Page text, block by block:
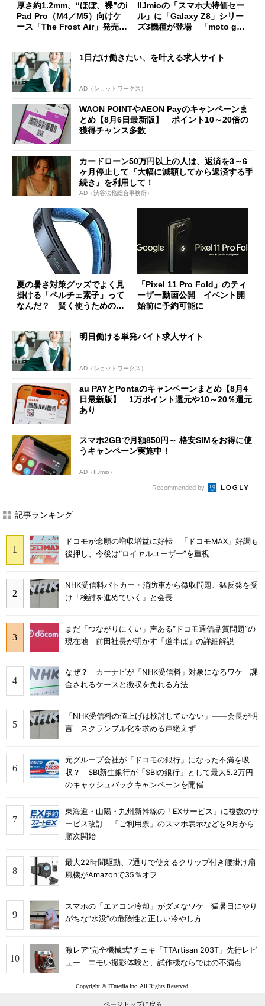
厚さ約1.2mm、“ほぼ、裸”のi
Pad Pro（M4／M5）向けケ
ース「The Frost Air」発売
IIJmioの「スマホ大特価セー
ル」に「Galaxy Z8」シリー
ズ3機種が登場 「moto g37
1日だけ働きたい、を叶える求人サイト
AD（ショットワークス）
WAON POINTやAEON Payのキャンペーンま
とめ【8月6日最新版】 ポイント10～20倍の
獲得チャンス多数
カードローン50万円以上の人は、返済を3～6
ヶ月停止して『大幅に減額してから返済する手
続き』を利用して！
AD（渋谷法務総合事務所）
夏の暑さ対策グッズでよく見
掛ける「ペルチェ素子」って
なんだ？ 賢く使うための注
「Pixel 11 Pro Fold」のティ
ーザー動画公開 イベント開
始前に予約可能に
明日働ける単発バイト求人サイト
AD（ショットワークス）
au PAYとPontaのキャンペーンまとめ【8月4
日最新版】 1万ポイント還元や10～20％還元
あり
スマホ2GBで月額850円～ 格安SIMをお得に使
うキャンペーン実施中！
AD（IIJmio）
Recommended by
記事ランキング
ドコモが念願の増収増益に好転 「ドコモMAX」好調も
後押し、今後は“ロイヤルユーザー”を重視
NHK受信料パトカー・消防車から徴収問題、猛反発を受
け「検討を進めていく」と会長
まだ「つながりにくい」声ある“ドコモ通信品質問題”の
現在地 前田社長が明かす「道半ば」の詳細解説
なぜ？ カーナビが「NHK受信料」対象になるワケ 課
金されるケースと徴収を免れる方法
「NHK受信料の値上げは検討していない」――会長が明
言 スクランブル化を求める声絶えず
元グループ会社が「ドコモの銀行」になった不満を吸
収？ SBI新生銀行が「SBIの銀行」として最大5.2万円
のキャッシュバックキャンペーンを開催
東海道・山陽・九州新幹線の「EXサービス」に複数のサ
ービス改訂 「ご利用票」のスマホ表示などを9月から
順次開始
最大22時間駆動、7通りで使えるクリップ付き腰掛け扇
風機がAmazonで35％オフ
スマホの「エアコン冷却」がダメなワケ 猛暑日にやり
がちな“水没”の危険性と正しい冷やし方
激レア“完全機械式”チェキ「TTArtisan 203T」先行レビ
ュー エモい撮影体験と、試作機ならではの不満点
Copyright © ITmedia Inc. All Rights Reserved.